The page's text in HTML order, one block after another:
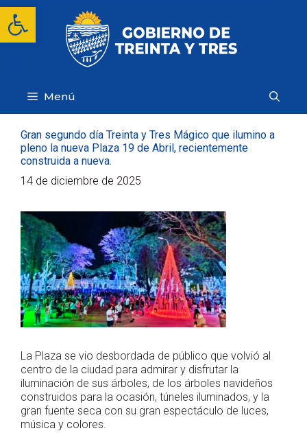
Abrir barra de herramientas
Saltar
contenido
Menú
Gran segundo día Treinta y Tres Mágico que ilumino a
pleno la nueva Plaza 19 de Abril, recientemente
construida a nueva.
14 de diciembre de 2025
La Plaza se vio desbordada de público que volvió al
centro de la ciudad para admirar y disfrutar la
iluminación de sus árboles, de los árboles navideños
construidos para la ocasión, túneles iluminados, y la
gran fuente seca con su gran espectáculo de luces,
música y colores.